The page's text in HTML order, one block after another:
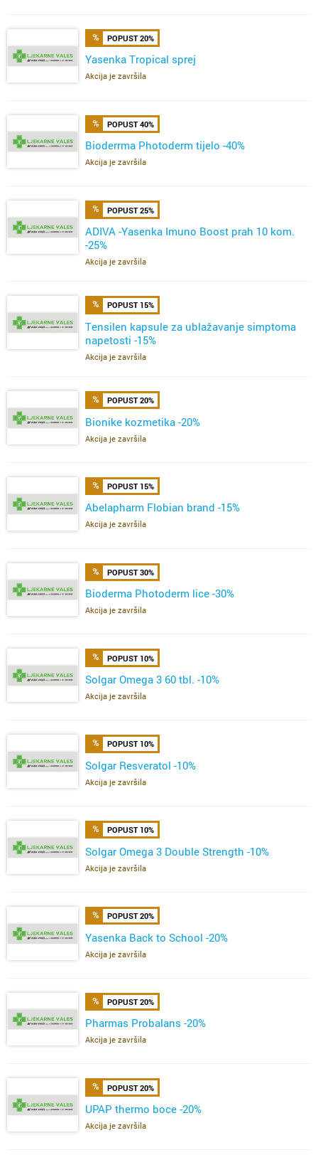
POPUST 20%
Yasenka Tropical sprej
Akcija je završila
POPUST 40%
Bioderrma Photoderm tijelo -40%
Akcija je završila
POPUST 25%
ADIVA -Yasenka Imuno Boost prah 10 kom.
-25%
Akcija je završila
POPUST 15%
Tensilen kapsule za ublažavanje simptoma
napetosti -15%
Akcija je završila
POPUST 20%
Bionike kozmetika -20%
Akcija je završila
POPUST 15%
Abelapharm Flobian brand -15%
Akcija je završila
POPUST 30%
Bioderma Photoderm lice -30%
Akcija je završila
POPUST 10%
Solgar Omega 3 60 tbl. -10%
Akcija je završila
POPUST 10%
Solgar Resveratol -10%
Akcija je završila
POPUST 10%
Solgar Omega 3 Double Strength -10%
Akcija je završila
POPUST 20%
Yasenka Back to School -20%
Akcija je završila
POPUST 20%
Pharmas Probalans -20%
Akcija je završila
POPUST 20%
UPAP thermo boce -20%
Akcija je završila